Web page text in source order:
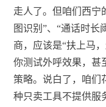
走人了。但咱们西宁
图识别”、“通话时长
商，应该是“扶上马
你测试外呼效果，甚
策略。说白了，咱们
种只卖工具不提供服